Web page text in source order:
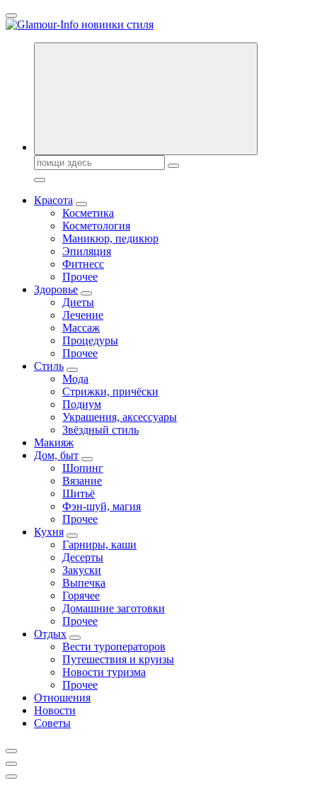
Перейти
к
Секреты молодости, красоты и долголетия. Гламурный журнал
Поиск:
Красота
Косметика
Косметология
Маникюр, педикюр
Эпиляция
Фитнесс
Прочее
Здоровье
Диеты
Лечение
Массаж
Процедуры
Прочее
Стиль
Мода
Стрижки, причёски
Подиум
Украшения, аксессуары
Звёздный стиль
Макияж
Дом, быт
Шопинг
Вязание
Шитьё
Фэн-шуй, магия
Прочее
Кухня
Гарниры, каши
Десерты
Закуски
Выпечка
Горячее
Домашние заготовки
Прочее
Отдых
Вести туроператоров
Путешествия и круизы
Новости туризма
Прочее
Отношения
Новости
Советы